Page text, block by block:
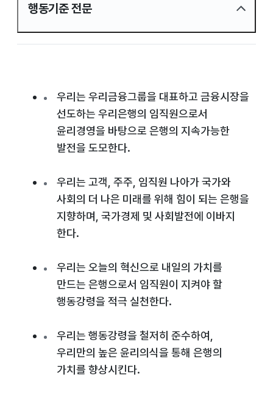
행동기준 전문
우리는 우리금융그룹을 대표하고 금융시장을
선도하는 우리은행의 임직원으로서
윤리경영을 바탕으로 은행의 지속가능한
발전을 도모한다.
우리는 고객, 주주, 임직원 나아가 국가와
사회의 더 나은 미래를 위해 힘이 되는 은행을
지향하며, 국가경제 및 사회발전에 이바지
한다.
우리는 오늘의 혁신으로 내일의 가치를
만드는 은행으로서 임직원이 지켜야 할
행동강령을 적극 실천한다.
우리는 행동강령을 철저히 준수하여,
우리만의 높은 윤리의식을 통해 은행의
가치를 향상시킨다.